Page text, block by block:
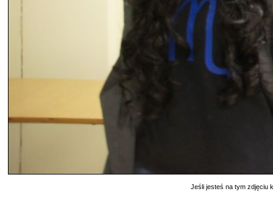
Jeśli jesteś na tym zdjęciu